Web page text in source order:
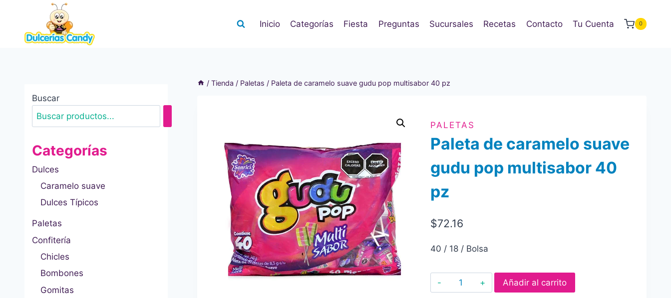
contenido
Inicio Categorías Fiesta Preguntas Sucursales Recetas Contacto Tu Cuenta 0
/ Tienda / Paletas / Paleta de caramelo suave gudu pop multisabor 40 pz
PALETAS
Paleta de caramelo suave
gudu pop multisabor 40
pz
$72.16
40 / 18 / Bolsa
Paleta
de
Añadir al carrito
Buscar
Categorías
Dulces
Caramelo suave
Dulces Típicos
Paletas
Confitería
Chicles
Bombones
Gomitas